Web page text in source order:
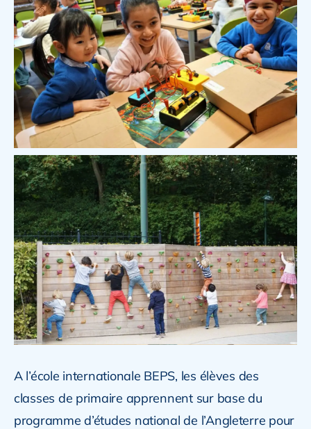
A l’école internationale BEPS, les élèves des
classes de primaire apprennent sur base du
programme d’études national de l’Angleterre pour